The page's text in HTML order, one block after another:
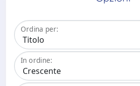
Ordina per:
In ordine: